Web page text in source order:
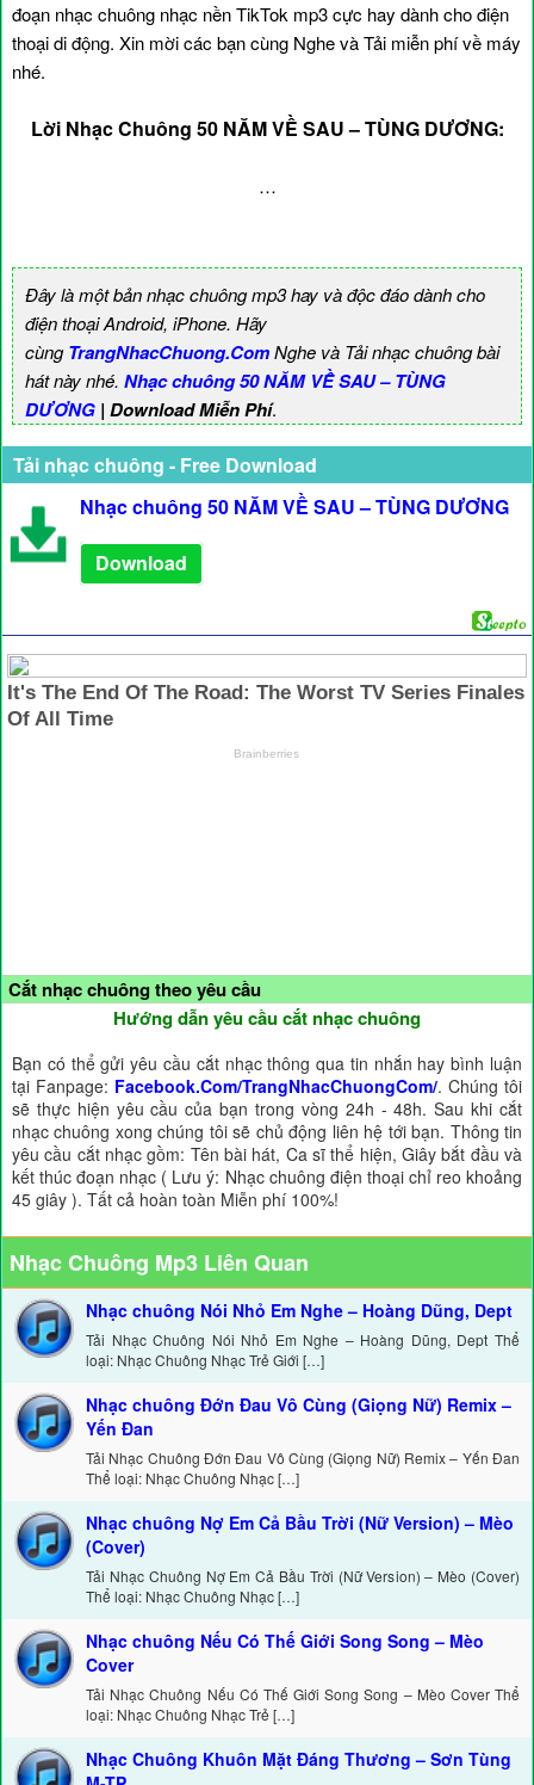
đoạn nhạc chuông nhạc nền TikTok mp3 cực hay dành cho điện
thoại di động. Xin mời các bạn cùng Nghe và Tải miễn phí về máy
nhé.
Lời Nhạc Chuông 50 NĂM VỀ SAU – TÙNG DƯƠNG:
…
Đây là một bản nhạc chuông mp3 hay và độc đáo dành cho
điện thoại Android, iPhone. Hãy
cùngTrangNhacChuong.ComNghe và Tải nhạc chuông bài
hát này nhé. Nhạc chuông 50 NĂM VỀ SAU – TÙNG
DƯƠNG | Download Miễn Phí.
Tải nhạc chuông - Free Download
Nhạc chuông 50 NĂM VỀ SAU – TÙNG DƯƠNG
Download
Cắt nhạc chuông theo yêu cầu
Hướng dẫn yêu cầu cắt nhạc chuông
Bạn có thể gửi yêu cầu cắt nhạc thông qua tin nhắn hay bình luận
tại Fanpage: Facebook.Com/TrangNhacChuongCom/. Chúng tôi
sẽ thực hiện yêu cầu của bạn trong vòng 24h - 48h. Sau khi cắt
nhạc chuông xong chúng tôi sẽ chủ động liên hệ tới bạn. Thông tin
yêu cầu cắt nhạc gồm: Tên bài hát, Ca sĩ thể hiện, Giây bắt đầu và
kết thúc đoạn nhạc ( Lưu ý: Nhạc chuông điện thoại chỉ reo khoảng
45 giây ). Tất cả hoàn toàn Miễn phí 100%!
Nhạc Chuông Mp3 Liên Quan
Nhạc chuông Nói Nhỏ Em Nghe – Hoàng Dũng, Dept
Tải Nhạc Chuông Nói Nhỏ Em Nghe – Hoàng Dũng, Dept Thể
loại: Nhạc Chuông Nhạc Trẻ Giới […]
Nhạc chuông Đớn Đau Vô Cùng (Giọng Nữ) Remix –
Yến Đan
Tải Nhạc Chuông Đớn Đau Vô Cùng (Giọng Nữ) Remix – Yến Đan
Thể loại: Nhạc Chuông Nhạc […]
Nhạc chuông Nợ Em Cả Bầu Trời (Nữ Version) – Mèo
(Cover)
Tải Nhạc Chuông Nợ Em Cả Bầu Trời (Nữ Version) – Mèo (Cover)
Thể loại: Nhạc Chuông Nhạc […]
Nhạc chuông Nếu Có Thế Giới Song Song – Mèo
Cover
Tải Nhạc Chuông Nếu Có Thế Giới Song Song – Mèo Cover Thể
loại: Nhạc Chuông Nhạc Trẻ […]
Nhạc Chuông Khuôn Mặt Đáng Thương – Sơn Tùng